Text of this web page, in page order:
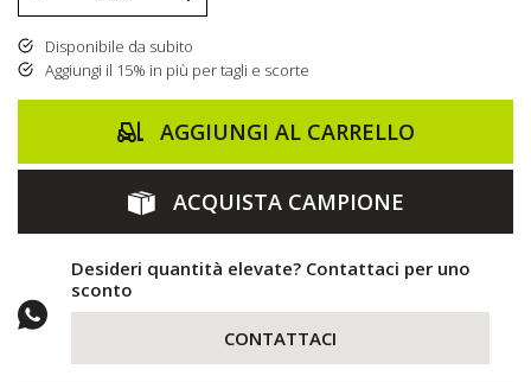
Disponibile da subito
Aggiungi il 15% in più per tagli e scorte
AGGIUNGI AL CARRELLO
ACQUISTA CAMPIONE
Desideri quantità elevate? Contattaci per uno
sconto
CONTATTACI